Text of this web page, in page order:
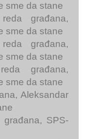
sme da stane
građana,
sme da stane
građana,
sme da stane
građana,
sme da stane
Aleksandar
SPS-